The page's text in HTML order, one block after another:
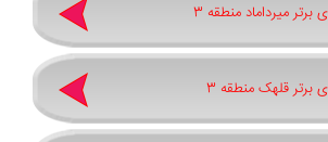
میرداماد منطقه 3
برتر قلهک منطقه 3